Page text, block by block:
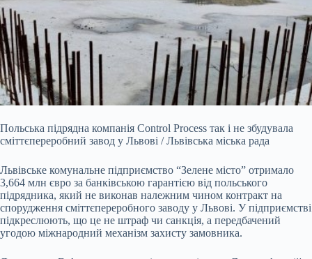
Польська підрядна компанія Control Process так і не збудувала
сміттєпереробний завод у Львові / Львівська міська рада
Львівське комунальне підприємство “Зелене місто” отримало
3,664 млн євро за банківською гарантією від польського
підрядника, який не виконав належним чином контракт на
спорудження сміттєпереробного заводу у Львові. У підприємстві
підкреслюють, що це не штраф чи санкція, а передбачений
угодою міжнародний механізм захисту замовника.